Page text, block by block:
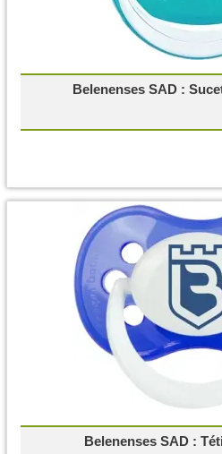
Belenenses SAD :
Belenenses SAD :